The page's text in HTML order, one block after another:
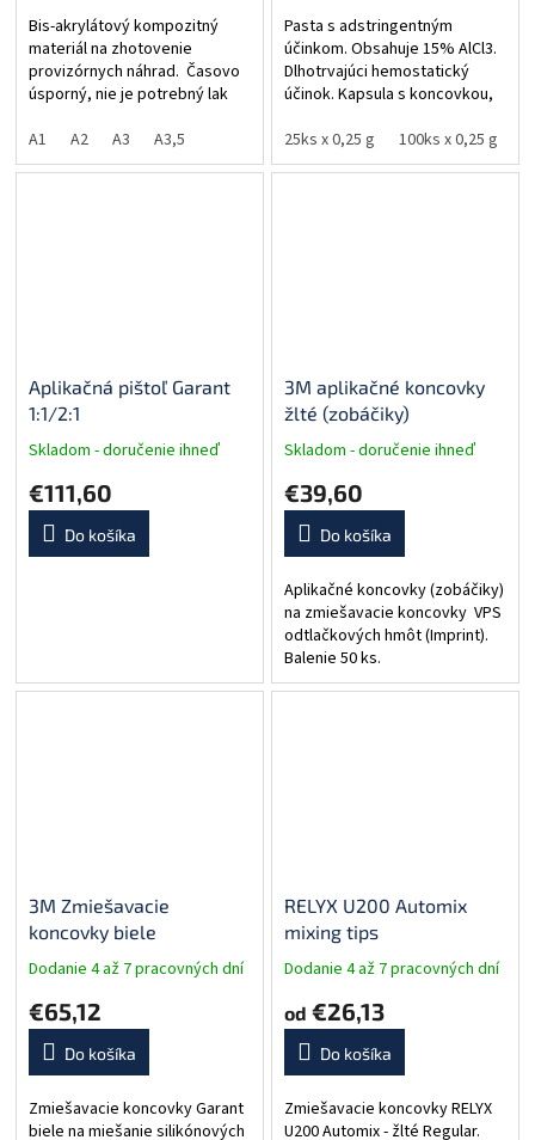
Bis-akrylátový kompozitný
materiál na zhotovenie
provizórnych náhrad. Časovo
úsporný, nie je potrebný lak
zotrieť alkoholom. Spoľahlivé a
pevné provizórne...
A1 A2 A3 A3,5
Pasta s adstringentným
účinkom. Obsahuje 15% AlCl3.
Dlhotrvajúci hemostatický
účinok. Kapsula s koncovkou,
25ks x 0,25 g
100ks x 0,25 g
Aplikačná pištoľ Garant
1:1/2:1
Skladom - doručenie ihneď
€111,60
Do košíka
3M aplikačné koncovky
žlté (zobáčiky)
Skladom - doručenie ihneď
€39,60
Do košíka
Aplikačné koncovky (zobáčiky)
na zmiešavacie koncovky VPS
odtlačkových hmôt (Imprint).
Balenie 50 ks.
3M Zmiešavacie
koncovky biele
Dodanie 4 až 7 pracovných dní
€65,12
Do košíka
Zmiešavacie koncovky Garant
biele na miešanie silikónových
RELYX U200 Automix
mixing tips
Dodanie 4 až 7 pracovných dní
od €26,13
Do košíka
Zmiešavacie koncovky RELYX
U200 Automix - žlté Regular.